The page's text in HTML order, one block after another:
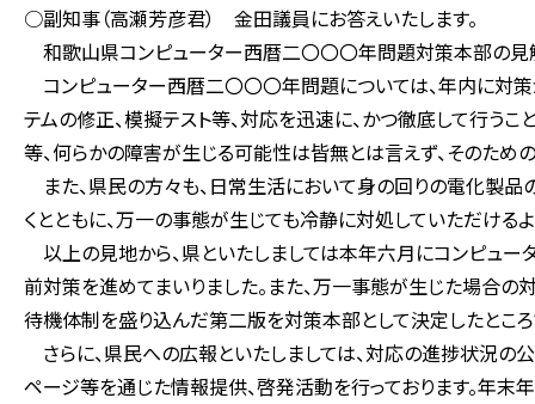
○副知事（高瀬芳彦君） 金田議員にお答えいたします。
和歌山県コンピューター西暦二〇〇〇年問題対策本部の見
コンピューター西暦二〇〇〇年問題については、年内に対
テムの修正、模擬テスト等、対応を迅速に、かつ徹底して行う
等、何らかの障害が生じる可能性は皆無とは言えず、そのため
また、県民の方々も、日常生活において身の回りの電化製品
くとともに、万一の事態が生じても冷静に対処していただける
以上の見地から、県といたしましては本年六月にコンピュー
前対策を進めてまいりました。また、万一事態が生じた場合
待機体制を盛り込んだ第二版を対策本部として決定したところ
さらに、県民への広報といたしましては、対応の進捗状況の
ページ等を通じた情報提供、啓発活動を行っております。年